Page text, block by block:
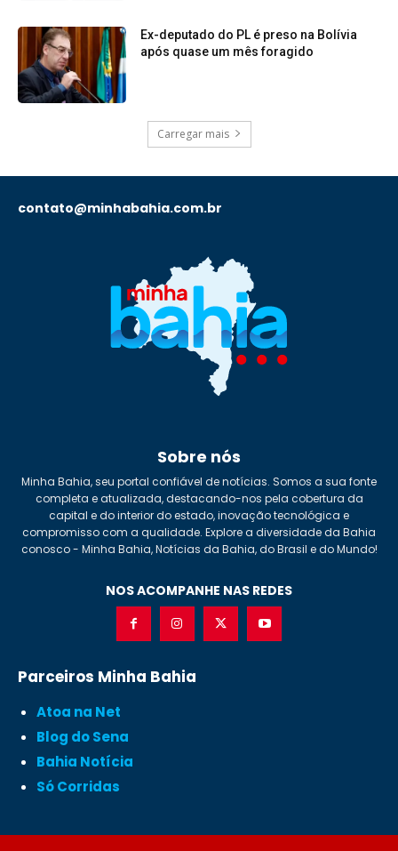
Ex-deputado do PL é preso na Bolívia
após quase um mês foragido
Carregar mais
contato@minhabahia.com.br
Sobre nós
Minha Bahia, seu portal confiável de notícias. Somos a sua fonte
completa e atualizada, destacando-nos pela cobertura da
capital e do interior do estado, inovação tecnológica e
compromisso com a qualidade. Explore a diversidade da Bahia
conosco - Minha Bahia, Notícias da Bahia, do Brasil e do Mundo!
NOS ACOMPANHE NAS REDES
Parceiros Minha Bahia
Atoa na Net
Blog do Sena
Bahia Notícia
Só Corridas